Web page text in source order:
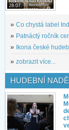
28.07.
» Co chystá label
» Patnáctý ročník
»
Ikona české
» zobrazit více...
HUDEBNÍ